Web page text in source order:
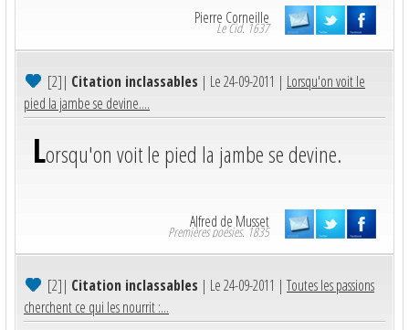
Pierre Corneille
Le Cid. 1637
[2]| Citation inclassables | Le 24-09-2011 | Lorsqu'on voit le
pied la jambe se devine....
Lorsqu'on voit le pied la jambe se devine.
Alfred de Musset
Premières poésies. 1835
[2]| Citation inclassables | Le 24-09-2011 |Toutes les passions
cherchent ce qui les nourrit :...